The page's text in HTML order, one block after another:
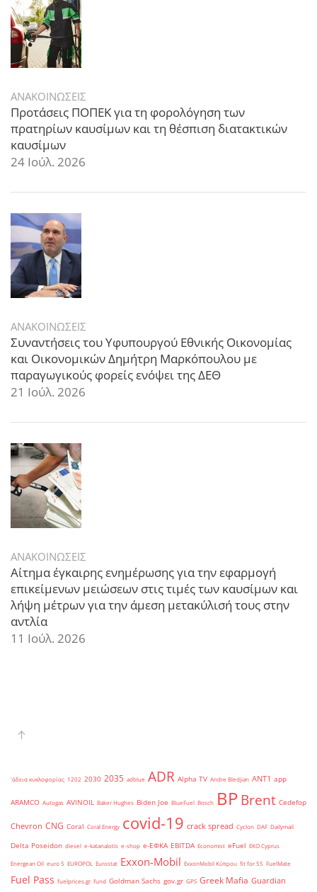
ΑΝΑΚΟΙΝΩΣΕΙΣ
Προτάσεις ΠΟΠΕΚ για τη φορολόγηση των
πρατηρίων καυσίμων και τη θέσπιση διατακτικών
καυσίμων
24 Ιούλ. 2026
ΑΝΑΚΟΙΝΩΣΕΙΣ
Συναντήσεις του Υφυπουργού Εθνικής Οικονομίας
και Οικονομικών Δημήτρη Μαρκόπουλου με
παραγωγικούς φορείς ενόψει της ΔΕΘ
21 Ιούλ. 2026
ΑΝΑΚΟΙΝΩΣΕΙΣ
Αίτημα έγκαιρης ενημέρωσης για την εφαρμογή
επικείμενων μειώσεων στις τιμές των καυσίμων και
λήψη μέτρων για την άμεση μετακύλισή τους στην
αντλία
11 Ιούλ. 2026
'άδεια κυκλοφορίας 1202 2030 2035 adblue ADR Alpha TV Andre Bledjian ANT1 app
ARAMCO Autogas AVINOIL Baker Hughes Biden Joe BlueFuel Bosch BPBrent Cedefop
Chevron CNG Coral Coral Energy covid-19 crack spread Cyclon DAF Dailymail
Delta Poseidon diesel e-katanalotis e-shop e-ΕΦΚΑ EBITDA Economist eFuel EKO Cyprus
Energean Oil euro 5 EUROPOL Eurostat Exxon-Mobil ExxonMobil Κύπρου fit for 55 FuelMate
Fuel Pass fuelprices.gr fund Goldman Sachs gov.gr GPS Greek Mafia Guardian